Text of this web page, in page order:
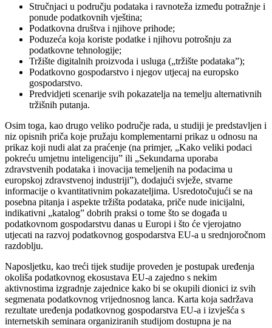
Stručnjaci u području podataka i ravnoteža između potražnje i
ponude podatkovnih vještina;
Podatkovna društva i njihove prihode;
Poduzeća koja koriste podatke i njihovu potrošnju za
podatkovne tehnologije;
Tržište digitalnih proizvoda i usluga („tržište podataka”);
Podatkovno gospodarstvo i njegov utjecaj na europsko
gospodarstvo.
Predvidjeti scenarije svih pokazatelja na temelju alternativnih
tržišnih putanja.
Osim toga, kao drugo veliko područje rada, u studiji je predstavljen i
niz opisnih priča koje pružaju komplementarni prikaz u odnosu na
prikaz koji nudi alat za praćenje (na primjer, „Kako veliki podaci
pokreću umjetnu inteligenciju” ili „Sekundarna uporaba
zdravstvenih podataka i inovacija temeljenih na podacima u
europskoj zdravstvenoj industriji”), dodajući svježe, stvarne
informacije o kvantitativnim pokazateljima. Usredotočujući se na
posebna pitanja i aspekte tržišta podataka, priče nude inicijalni,
indikativni „katalog” dobrih praksi o tome što se događa u
podatkovnom gospodarstvu danas u Europi i što će vjerojatno
utjecati na razvoj podatkovnog gospodarstva EU-a u srednjoročnom
razdoblju.
Naposljetku, kao treći tijek studije proveden je postupak uređenja
okoliša podatkovnog ekosustava EU-a zajedno s nekim
aktivnostima izgradnje zajednice kako bi se okupili dionici iz svih
segmenata podatkovnog vrijednosnog lanca. Karta koja sadržava
rezultate uređenja podatkovnog gospodarstva EU-a i izvješća s
internetskih seminara organiziranih studijom dostupna je na